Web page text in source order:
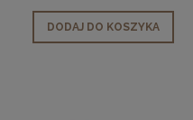
DODAJ DO KOSZYKA